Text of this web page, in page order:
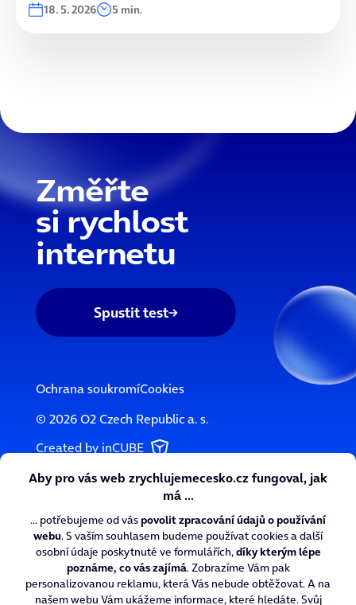
18. 5. 2026 5 min.
Změřte
si rychlost
internetu
Spustit test
Ochrana soukromíCookies
© 2026 O2 Czech Republic a. s.
Created by inCUBE